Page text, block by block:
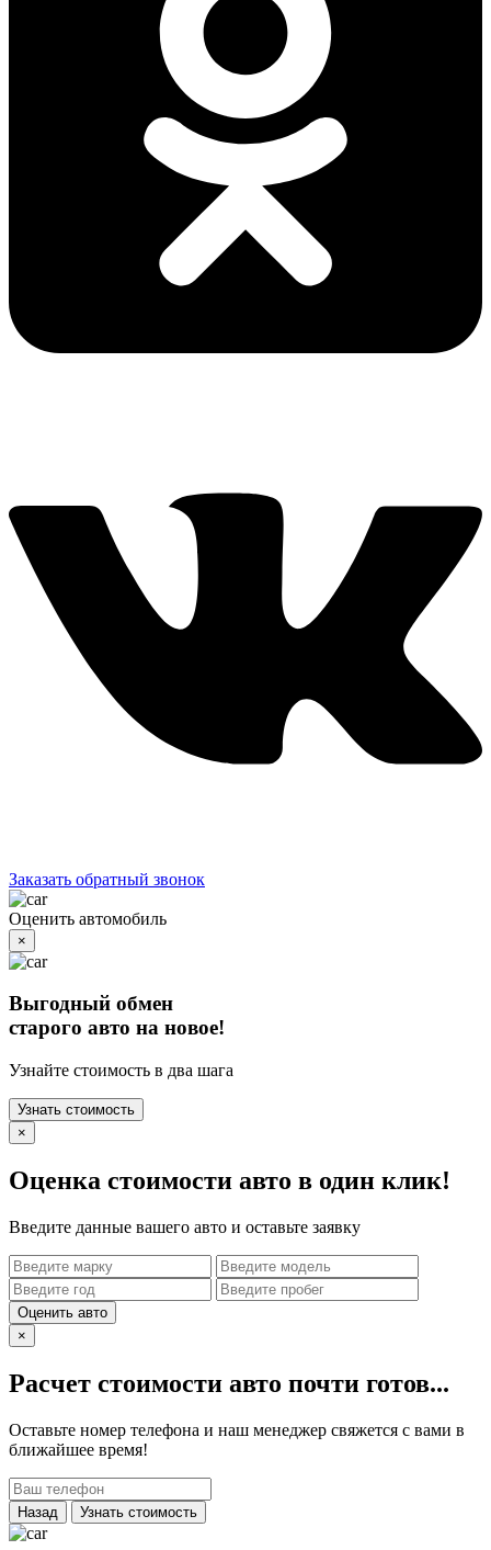
Заказать обратный звонок
Оценить автомобиль
×
Выгодный обмен
старого авто на новое!
Узнайте стоимость в два шага
Узнать стоимость
×
Оценка стоимости авто в один клик!
Введите данные вашего авто и оставьте заявку
Оценить авто
×
Расчет стоимости авто почти готов...
Оставьте номер телефона и наш менеджер свяжется с вами в
ближайшее время!
Назад Узнать стоимость